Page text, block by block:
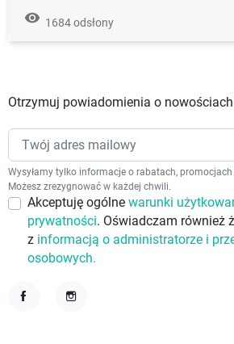
remove_red_eye 1684 odsłony
Otrzymuj powiadomienia o
Wysyłamy tylko informacje o rabatach,
Możesz zrezygnować w każdej chwili.
Akceptuję ogólne warunki
prywatności. Oświadczam również
z informacją o administratorze i
osobowych.